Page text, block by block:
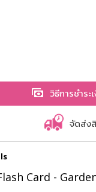
วิธีการชำระ
จัดส่ง
Card -